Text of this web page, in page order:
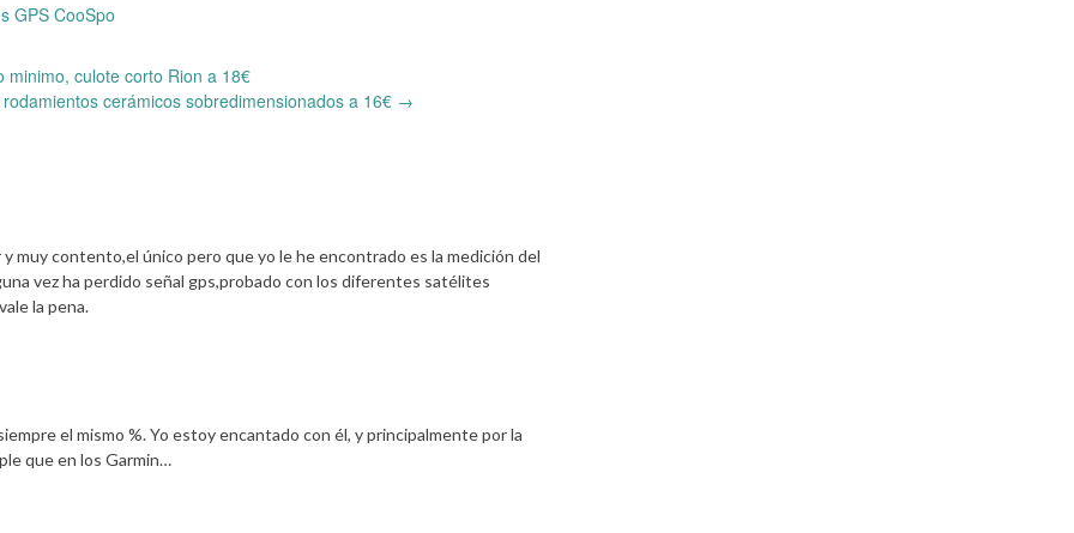
GPS CooSpo
minimo, culote corto Rion a 18€
cerámicos sobredimensionados a 16€ →
muy contento,el único pero que yo le he encontrado es la medición del
vez ha perdido señal gps,probado con los diferentes satélites
la pena.
el mismo %. Yo estoy encantado con él, y principalmente por la
que en los Garmin…